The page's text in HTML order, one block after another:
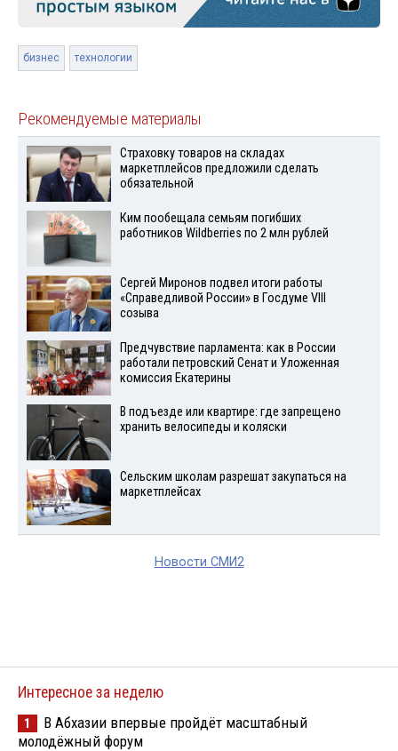
бизнес технологии
Рекомендуемые материалы
Страховку товаров на складах
маркетплейсов предложили сделать
обязательной
Ким пообещала семьям погибших
работников Wildberries по 2 млн рублей
Сергей Миронов подвел итоги работы
«Справедливой России» в Госдуме VIII
созыва
Предчувствие парламента: как в России
работали петровский Сенат и Уложенная
комиссия Екатерины
В подъезде или квартире: где запрещено
хранить велосипеды и коляски
Сельским школам разрешат закупаться на
маркетплейсах
Новости СМИ2
Интересное за неделю
1
В Абхазии впервые пройдёт масштабный
молодёжный форум